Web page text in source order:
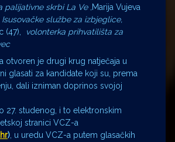
palijativne skrbi La Ve ,Marija Vujeva
službe za izbjeglice,
(47),
volonterka prihvatilišta za
otvoren je drugi krug natječaja u
glasati za kandidate koji su, prema
dali izniman doprinos svojoj
27. studenog, i to elektronskim
stranici VCZ-a
) , u uredu VCZ-a putem glasačkih